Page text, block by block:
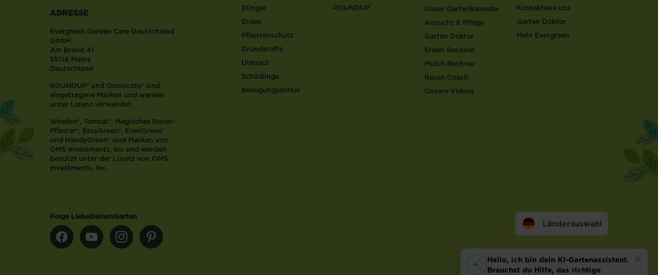
ADRESSE
Evergreen Garden Care Deutschland
GmbH
Am Brand 41
55116 Mainz
Deutschland
ROUNDUP® und Osmocote® sind
eingetragene Marken und werden
unter Lizenz verwendet.
Weedex®, Tomcat®, Magisches Rasen-
Pflaster®, EasyGreen®, EvenGreen®
und HandyGreen® sind Marken von
OMS Investments, Inc und werden
benutzt unter der Lizenz von OMS
Investments, Inc.
Dünger
Erden
Pflanzenschutz
Grundstoffe
Unkraut
Schädlinge
Reinigungsmittel
ROUNDUP®
Unser Gartenkalender
Anzucht & Pflege
Garten Doktor
Erden Rechner
Mulch Rechner
Rasen Coach
Unsere Videos
Kontaktiere uns
Garten Doktor
Mein Evergreen
Folge LiebeDeinenGarten
Länderauswahl